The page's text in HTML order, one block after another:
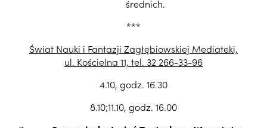
średnich.
***
Świat Nauki i Fantazji Zagłębiowskiej Mediateki,
ul. Kościelna 11, tel. 32 266-33-96
4.10, godz. 16.30
8.10;11.10, godz. 16.00